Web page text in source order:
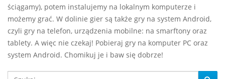
ściągamy), potem instalujemy na lokalnym komputerze i
możemy grać. W dolinie gier są także gry na system Android,
czyli gry na telefon, urządzenia mobilne: na smarftony oraz
tablety. A więc nie czekaj! Pobieraj gry na komputer PC oraz
system Android. Chomikuj je i baw się dobrze!